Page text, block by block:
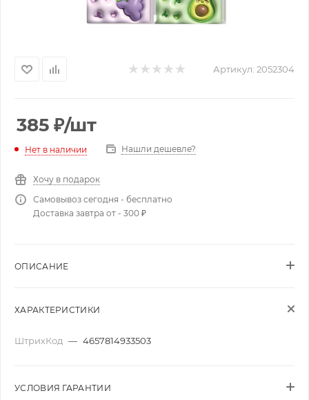
Артикул: 2052304
385 ₽/шт
Нет в наличии Нашли дешевле?
Хочу в подарок
Самовывоз сегодня - бесплатно
Доставка завтра от - 300 ₽
ОПИСАНИЕ
ХАРАКТЕРИСТИКИ
ШтрихКод — 4657814933503
УСЛОВИЯ ГАРАНТИИ